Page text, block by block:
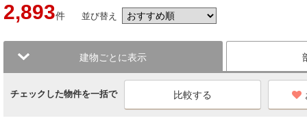
2,893件 並び替え
建物ごとに表示
チェックした物件を一括で